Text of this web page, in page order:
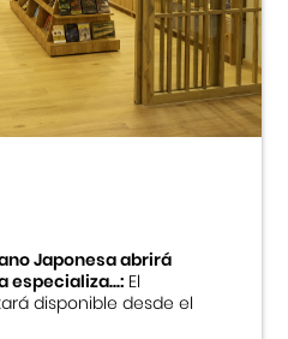
Japonesa abrirá
especializa...:El
disponible desde el